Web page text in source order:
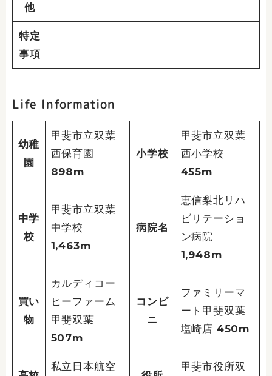
他
特定
事項
Life Information
幼稚
園
甲斐市立双葉
西保育園
898m
小学校
甲斐市立双葉
西小学校
455m
中学
校
甲斐市立双葉
中学校
1,463m
病院名
恵信梨北リハ
ビリテーショ
ン病院
1,948m
買い
物
カルディコー
ヒーファーム
甲斐双葉
507m
コンビ
ニ
ファミリーマ
ート甲斐双葉
塩崎店 450m
私立日本航空 甲斐市役所双